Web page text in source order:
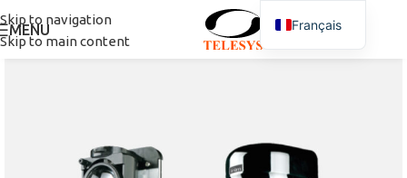
Skip to navigation
Skip to main content
MENU Français